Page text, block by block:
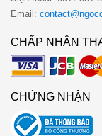
Email:
CHẤP NHẬN
CHỨNG NHẬN